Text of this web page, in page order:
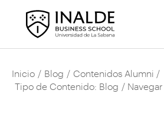
Inicio / Blog / Contenidos Alumni /
Tipo de Contenido: Blog /